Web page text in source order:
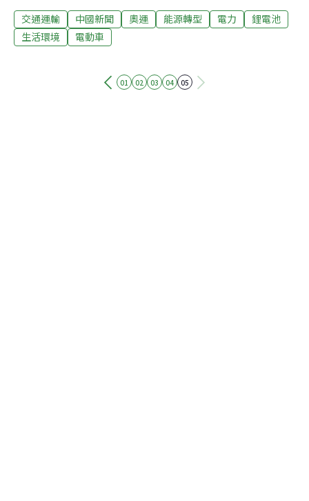
離子電池具有零污染、零排放、能量密度高、體積小和迴
圈使用壽命長等優點，是世界上動力電池發展和應用的趨
成製造7輛純電動汽車，並已列入國家汽車產品公告，可
交通運輸 中國新聞 奧運 能源轉型 電力
鋰電池
生活環境
電動車
01 02 03 04 05